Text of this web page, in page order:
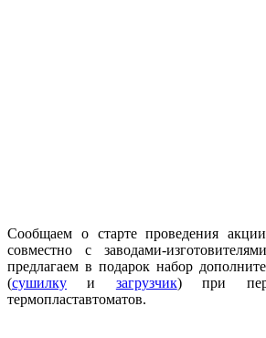
Сообщаем о старте проведения
совместно с заводами-
предлагаем в подарок набор
(сушилку и загрузчик) при
термопластавтоматов.